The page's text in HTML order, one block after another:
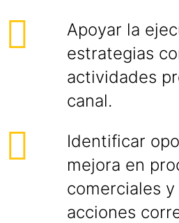
Apoyar la
estrategias
actividades
canal.
Identificar
mejora en
comerciales
acciones